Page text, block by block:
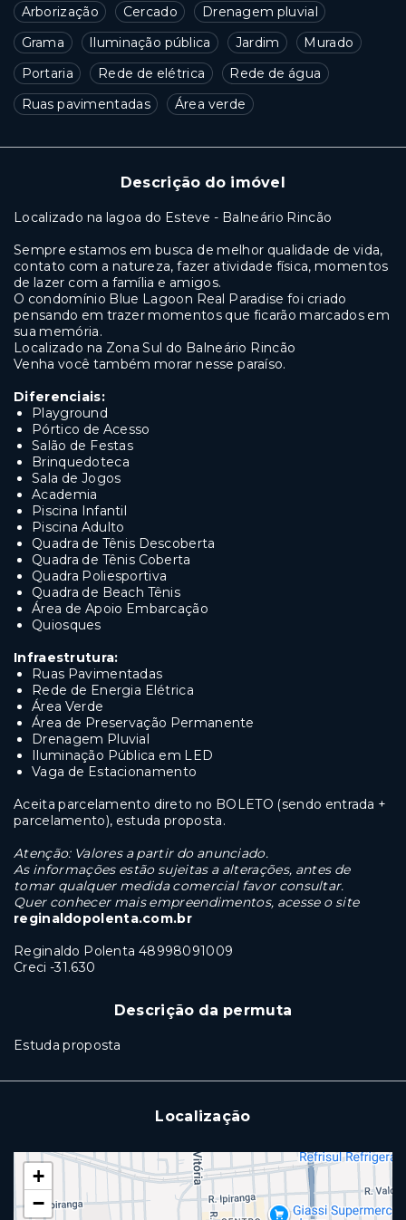
Arborização Cercado
Drenagem pluvial
Grama
Iluminação pública Jardim
Murado
Portaria
Rede de elétrica
Rede de água
Ruas pavimentadas
Área verde
Descrição do imóvel
Localizado na lagoa do Esteve - Balneário Rincão
Sempre estamos em busca de melhor qualidade de vida,
contato com a natureza, fazer atividade física, momentos
de lazer com a família e amigos.
O condomínio Blue Lagoon Real Paradise foi criado
pensando em trazer momentos que ficarão marcados em
sua memória.
Localizado na Zona Sul do Balneário Rincão
Venha você também morar nesse paraíso.
Diferenciais:
Playground
Pórtico de Acesso
Salão de Festas
Brinquedoteca
Sala de Jogos
Academia
Piscina Infantil
Piscina Adulto
Quadra de Tênis Descoberta
Quadra de Tênis Coberta
Quadra Poliesportiva
Quadra de Beach Tênis
Área de Apoio Embarcação
Quiosques
Infraestrutura:
Ruas Pavimentadas
Rede de Energia Elétrica
Área Verde
Área de Preservação Permanente
Drenagem Pluvial
Iluminação Pública em LED
Vaga de Estacionamento
Aceita parcelamento direto no BOLETO (sendo entrada +
parcelamento), estuda proposta.
Atenção: Valores a partir do anunciado.
As informações estão sujeitas a alterações, antes de
tomar qualquer medida comercial favor consultar.
Quer conhecer mais empreendimentos, acesse o site
reginaldopolenta.com.br
Reginaldo Polenta 48998091009
Creci -31.630
Descrição da permuta
Estuda proposta
Localização
+
−